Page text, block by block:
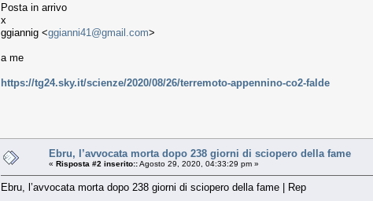
Posta in arrivo
x
ggiannig <ggianni41@gmail.com>
a me
https://tg24.sky.it/scienze/2020/08/26/terremoto-appennino-co2-falde
Ebru, l’avvocata morta dopo 238 giorni di sciopero della fame
« Risposta #2 inserito::Agosto 29, 2020, 04:33:29 pm »
Ebru, l’avvocata morta dopo 238 giorni di sciopero della fame | Rep